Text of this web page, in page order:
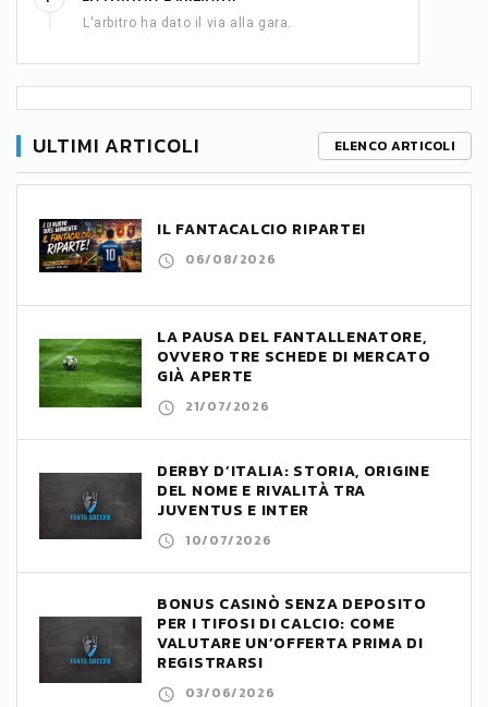
L'arbitro ha dato il via alla gara.
ULTIMI ARTICOLI ELENCO ARTICOLI
IL FANTACALCIO RIPARTE!
06/08/2026
LA PAUSA DEL FANTALLENATORE,
OVVERO TRE SCHEDE DI MERCATO
GIÀ APERTE
21/07/2026
DERBY D’ITALIA: STORIA, ORIGINE
DEL NOME E RIVALITÀ TRA
JUVENTUS E INTER
10/07/2026
BONUS CASINÒ SENZA DEPOSITO
PER I TIFOSI DI CALCIO: COME
VALUTARE UN’OFFERTA PRIMA DI
REGISTRARSI
03/06/2026